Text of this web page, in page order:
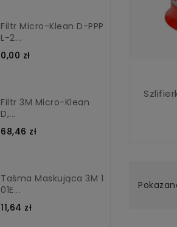
Filtr Micro-Klean D-PPP
L-2...
0,00 zł
Filtr 3M Micro-Klean
D,...
68,46 zł
Taśma Maskująca 3M 1
01E...
11,64 zł